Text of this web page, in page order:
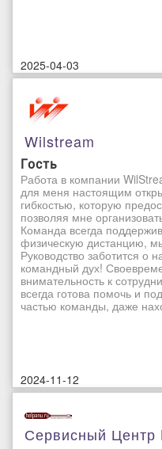
2025-04-03
Wilstream
Гость
Работа в компании
для меня настоящим
гибкостью, которую
позволяя мне
Команда всегда
физическую дистанцию,
Руководство заботится о
командный дух!
внимательность к
всегда готова помочь и
частью команды, даже
2024-11-12
Сервисный